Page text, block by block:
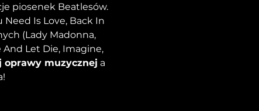
piosenek Beatlesów.
Is Love, Back In
(Lady Madonna,
And Let Die, Imagine,
oprawy muzycznej a